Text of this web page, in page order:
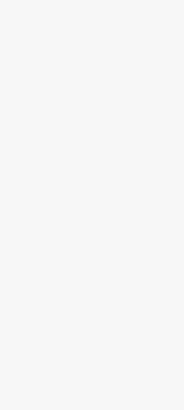
моих персональных данных
свое согласие на обработку